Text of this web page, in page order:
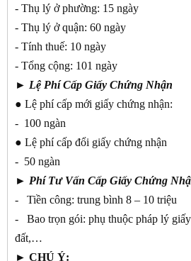
- Thụ lý ở phường: 15 ngày
- Thụ lý ở quận: 60 ngày
- Tính thuế: 10 ngày
- Tổng cộng: 101 ngày
► Lệ Phí Cấp Giấy Chứng Nhận
● Lệ phí cấp mới giấy chứng nhận:
- 100 ngàn
● Lệ phí cấp đổi giấy chứng nhận
- 50 ngàn
► Phí Tư Vấn Cấp Giấy Chứng
- Tiền công: trung bình 8 – 10 triệu
- Bao trọn gói: phụ thuộc pháp lý
đất,…
► CHÚ Ý: